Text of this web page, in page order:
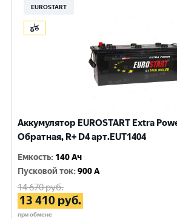
EUROSTART
Аккумулятор EUROSTART Extra
Обратная, R+ D4 арт.EUT1404
Емкость: 140 Ач
Пусковой ток:900 A
14 670руб.
13 410 руб.
при обмене